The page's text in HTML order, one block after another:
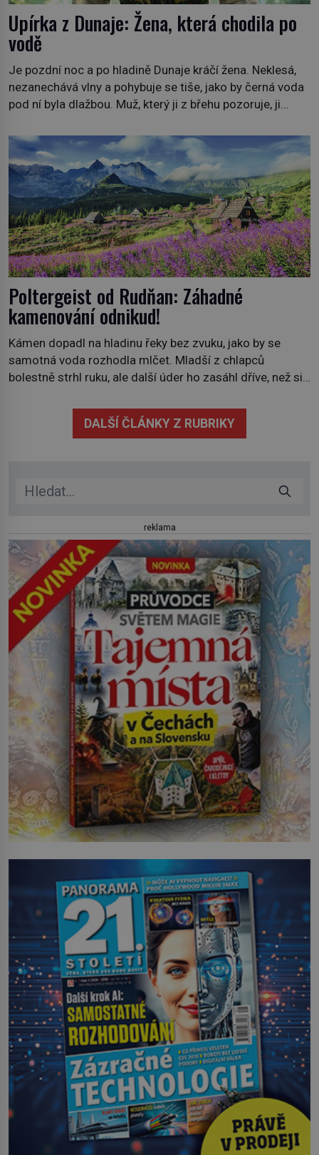
Upírka z Dunaje: Žena, která chodila po
vodě
Je pozdní noc a po hladině Dunaje kráčí žena. Neklesá,
nezanechává vlny a pohybuje se tiše, jako by černá voda
pod ní byla dlažbou. Muž, který ji z břehu pozoruje, ji
mrtvá celé století. Vesnice Kisiljevo v severovýchodním
Srbsku má s upíry nevyřízené účty. […]
Poltergeist od Rudňan: Záhadné
kamenování odnikud!
Kámen dopadl na hladinu řeky bez zvuku, jako by se
samotná voda rozhodla mlčet. Mladší z chlapců
bolestně strhl ruku, ale další úder ho zasáhl dříve, než si
zachrčel starší student, ale v houštině na břehu nebyl
nikdo, kdo by po nich mohl cokoliv házet. A když se […]
DALŠÍ ČLÁNKY Z RUBRIKY
reklama